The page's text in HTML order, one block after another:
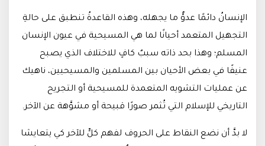
الإنسانُ دائمًا عدوُّ ما يجهله، وهذه القاعدةُ تنطبق على حالةِ
التجهيل المتعمد أحيانًا لما هي المسيحية في عيون الإنسان
المسلم؛ وهذا بحد ذاته سببٌ كافٍ للاختلاف الذي يصبح
عنيفًا في بعض الأحيان بين المسلمين والمسيحيين، ناهيك
عن عمليات التشويه المتعمدة للمسيحية أو التجريح
التاريخي للإسلام التي تُثمر صورًا قبيحة أو مشوَّهة عن الآخر.
لا بدَّ أن نضع النقاط على الحروف لفهم كلٍّ للآخر كي يتعايشا